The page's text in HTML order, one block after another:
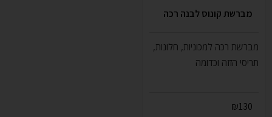
מברשת קונוס לבנה רכה
מברשת רכה למכוניות, חלונות,
תריסי הזזה וכדומה
₪130